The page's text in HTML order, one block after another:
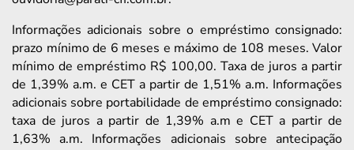
Informações adicionais sobre o empréstimo consignado:
prazo mínimo de 6 meses e máximo de 108 meses. Valor
mínimo de empréstimo R$ 100,00. Taxa de juros a partir
de 1,39% a.m. e CET a partir de 1,51% a.m. Informações
adicionais sobre portabilidade de empréstimo consignado:
taxa de juros a partir de 1,39% a.m e CET a partir de
1,63% a.m. Informações adicionais sobre antecipação